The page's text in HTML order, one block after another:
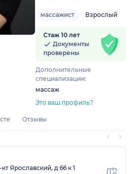
массажист Взрослый
Стаж 10 лет
Документы
проверены
Дополнительные
специализации:
массаж
Это ваш профиль?
Отзывы
Ярославский, д 66 к 1